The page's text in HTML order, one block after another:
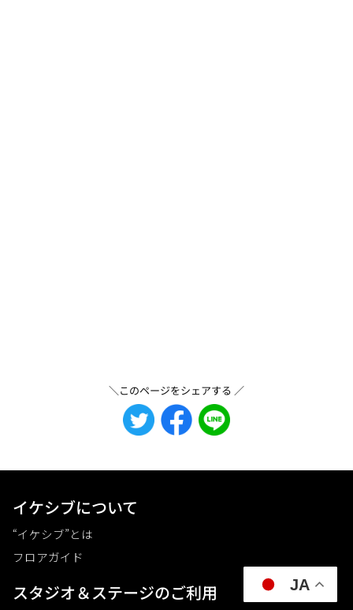
＼このページをシェアする ／
イケシブについて
“イケシブ”とは
フロアガイド
スタジオ＆ステージのご利⽤ JA